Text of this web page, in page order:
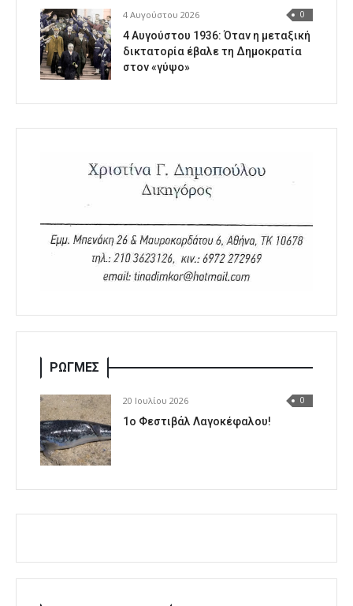
4 Αυγούστου 2026 0
4 Αυγούστου 1936: Όταν η μεταξική
δικτατορία έβαλε τη Δημοκρατία
στον «γύψο»
ΡΩΓΜΕΣ
20 Ιουλίου 2026 0
1o Φεστιβάλ Λαγοκέφαλου!